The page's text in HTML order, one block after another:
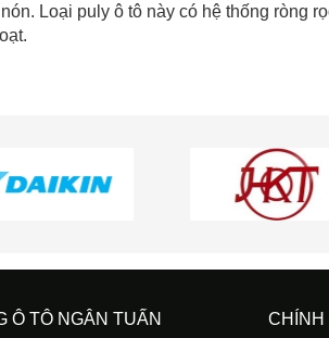
Loại puly ô tô này có hệ thống ròng
Ô TÔ NGÂN TUẤN CHÍNH